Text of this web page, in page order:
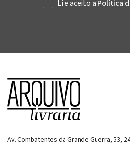
Li e aceito a Política
Av. Combatentes da Grande Guerra, 53,